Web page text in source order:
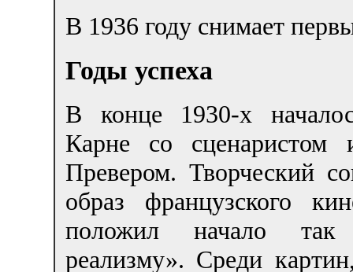
В 1936 году снимает
Годы успеха
В конце 1930-х
Карне со сценаристом
Превером. Творческий
образ французского
положил начало так
реализму». Среди